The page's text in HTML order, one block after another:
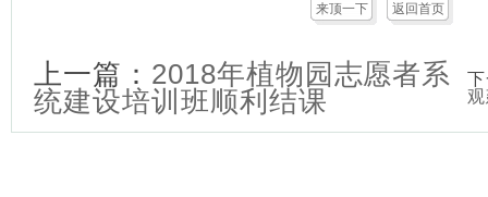
来顶一下 返回首页
上一篇： 2018年植物园志愿者系
统建设培训班顺利结课